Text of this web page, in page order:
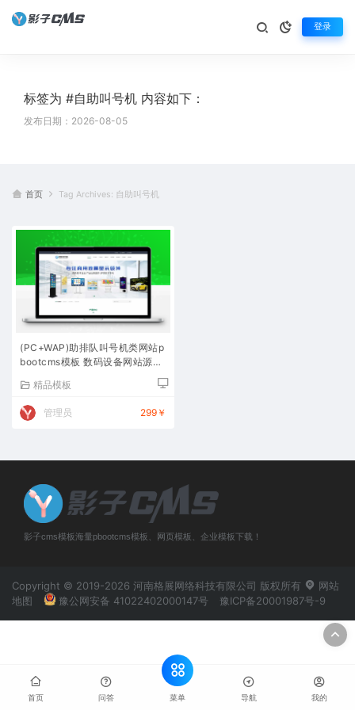
登录
标签为 #自助叫号机 内容如下：
发布日期：2026-08-05
首页 Tag Archives: 自助叫号机
(PC+WAP)助排队叫号机类网站p
bootcms模板 数码设备网站源码
精品模板
管理员 299￥
影子cms模板海量pbootcms模板、网页模板、企业模板下载！
Copyright © 2019-2026 河南格展网络科技有限公司 版权所有
网站
地图
豫公网安备 41022402000147号 豫ICP备20001987号-9
首页 问答 菜单 导航 我的